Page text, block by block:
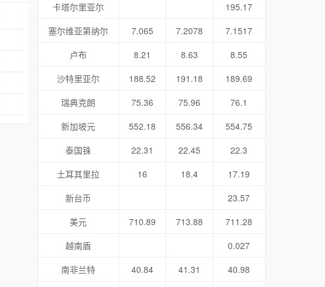
卡塔尔里亚尔
195.17
塞尔维亚第纳尔
7.065 7.2078
7.1517
卢布
8.21 8.63
8.55
沙特里亚尔
188.52 191.18
189.69
瑞典克朗
75.36 75.96
76.1
新加坡元
552.18 556.34
554.75
泰国铢
22.31 22.45
22.3
土耳其里拉
16 18.4
17.19
新台币
23.57
美元
710.89 713.88
711.28
越南盾
0.027
南非兰特
40.84 41.31 40.98